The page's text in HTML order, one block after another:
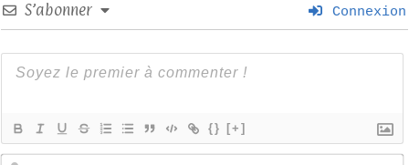
S’abonner Connexion
{} [+]